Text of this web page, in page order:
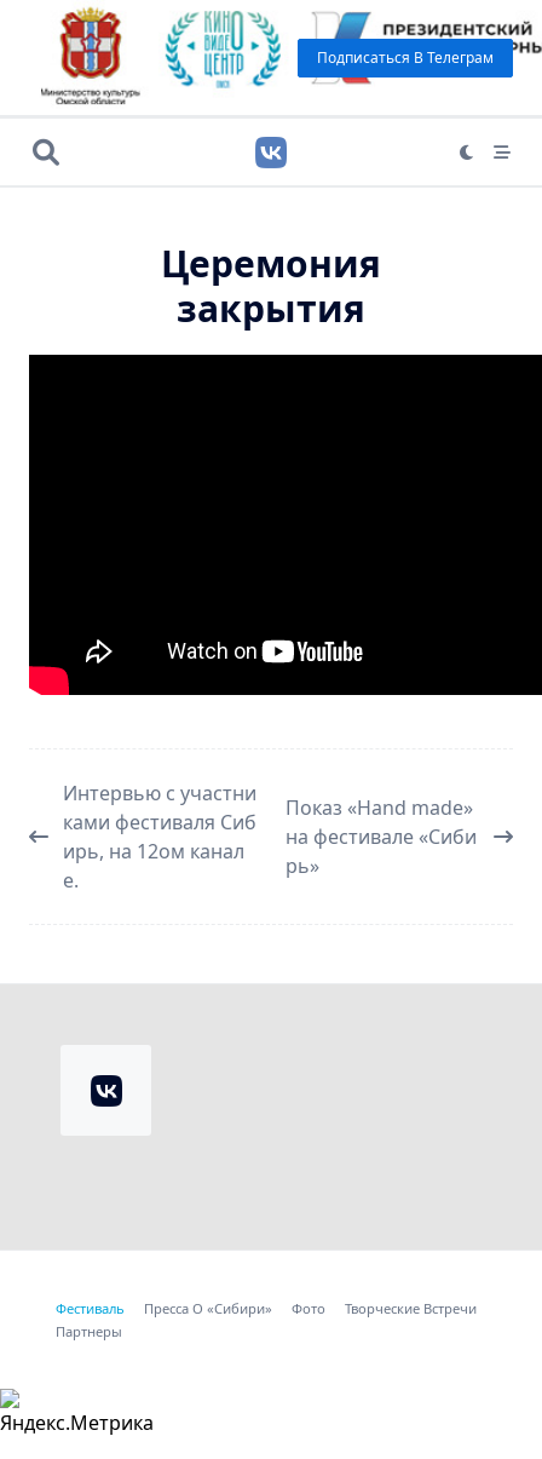
Подписаться В Телеграм
Церемония
закрытия
Интервью с участни
ками фестиваля Сиб
ирь, на 12ом канал
е.
Показ «Hand made»
на фестивале «Сиби
рь»
Фестиваль Пресса О «Сибири» Фото
Творческие Встречи
Партнеры